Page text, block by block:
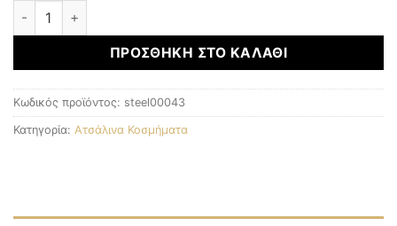
ΑΤΣΑΛΙΝΑ ΚΟΣΜΗΜΑΤΑ ποσότητα
ΠΡΟΣΘΉΚΗ ΣΤΟ ΚΑΛΆΘΙ
Κωδικός προϊόντος: steel00043
Κατηγορία: Ατσάλινα Κοσμήματα